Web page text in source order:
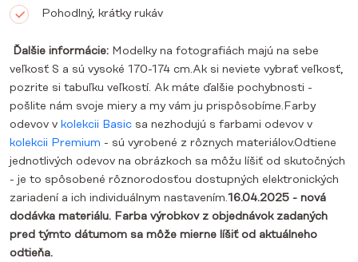
Pohodlný, krátky rukáv
Ďalšie informácie: Modelky na fotografiách majú na sebe
veľkosť S a sú vysoké 170-174 cm.Ak si neviete vybrať veľkosť,
pozrite si tabuľku veľkostí. Ak máte ďalšie pochybnosti -
pošlite nám svoje miery a my vám ju prispôsobíme.Farby
odevov v kolekcii Basic sa nezhodujú s farbami odevov v
kolekcii Premium - sú vyrobené z rôznych materiálov.Odtiene
jednotlivých odevov na obrázkoch sa môžu líšiť od skutočných
- je to spôsobené rôznorodosťou dostupných elektronických
zariadení a ich individuálnym nastavením.16.04.2025 - nová
dodávka materiálu. Farba výrobkov z objednávok zadaných
pred týmto dátumom sa môže mierne líšiť od aktuálneho
odtieňa.